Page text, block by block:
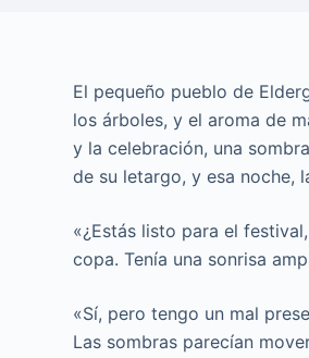
El pequeño pueblo de
los árboles, y el aroma de
y la celebración, una
de su letargo, y esa noche,
«¿Estás listo para el
copa. Tenía una sonrisa
«Sí, pero tengo un mal
Las sombras parecían